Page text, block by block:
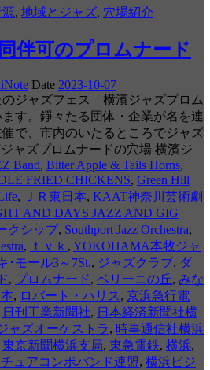
, 地域とジャズ, 穴場紹介
伴可のプロムナード
Date 2023-10-07
ジャズフェス「横濱ジャズプロム
す。錚々たる団体・企業が名を連
で、市内のいたるところでジャズ
ャズプロムナードの穴場 横濱ジ
Band, Bitter Apple & Tails Horns,
FRIED CHICKENS, Green Hill
, ＪＲ東日本, KAAT神奈川芸術劇
AND DAYS JAZZ AND GIG
クシップ, Southport Jazz Orchestra,
, ｔｖｋ , YOKOHAMA本牧ジャ
･モール3～7St., ジャズクラブ, ダ
, プロムナード, ベリーニの丘, みな
, ロバート・ハリス , 京浜急行電
日刊工業新聞社, 日本経済新聞社横
ャズオーケストラ, 時事通信社横浜
東京新聞横浜支局, 東急電鉄, 横浜,
ュアコンボバンド連盟, 横浜ビジ